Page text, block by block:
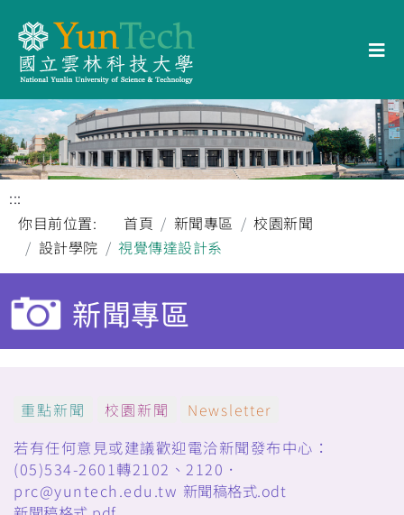
:::
你目前位置:
首頁 新聞專區
校園新聞
設計學院
視覺傳達設計系
新聞專區
重點新聞 校園新聞
Newsletter
若有任何意見或建議歡迎電洽新聞發布中心：
(05)534-2601轉2102、2120．
prc@yuntech.edu.tw 新聞稿格式.odt